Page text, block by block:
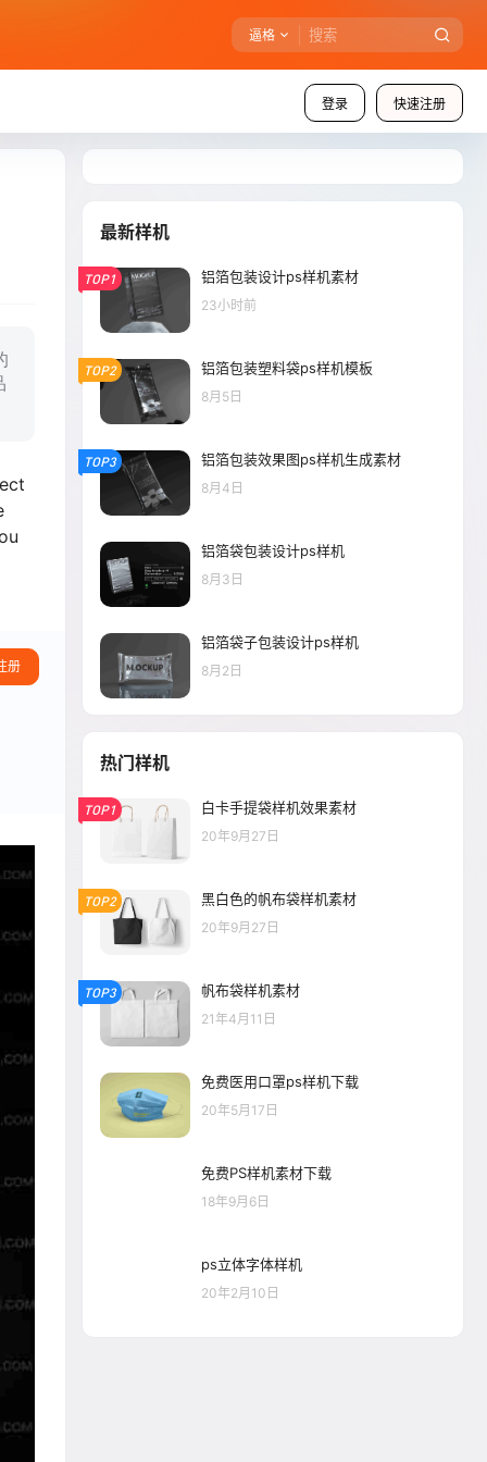
逼格
登录 快速注册
册
最新样机
TOP1 铝箔包装设计ps样机素材
23小时前
TOP2 铝箔包装塑料袋ps样机模板
8月5日
TOP3 铝箔包装效果图ps样机生成素材
8月4日
铝箔袋包装设计ps样机
8月3日
铝箔袋子包装设计ps样机
8月2日
热门样机
TOP1 白卡手提袋样机效果素材
20年9月27日
TOP2 黑白色的帆布袋样机素材
20年9月27日
TOP3 帆布袋样机素材
21年4月11日
免费医用口罩ps样机下载
20年5月17日
免费PS样机素材下载
18年9月6日
ps立体字体样机
20年2月10日